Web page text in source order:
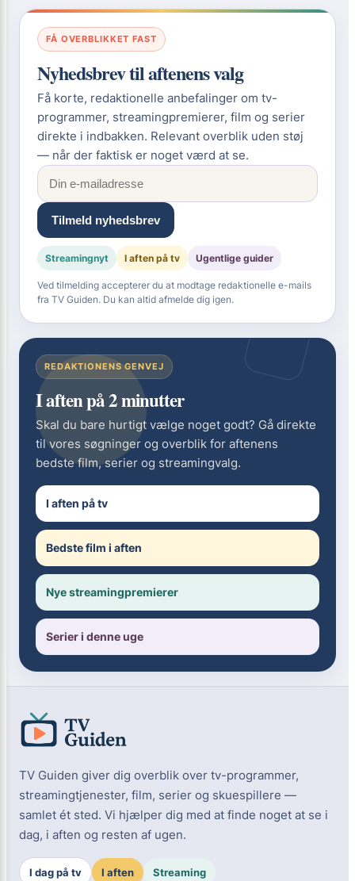
FÅ OVERBLIKKET FAST
Nyhedsbrev til aftenens valg
Få korte, redaktionelle anbefalinger om tv-
programmer, streamingpremierer, film og serier
direkte i indbakken. Relevant overblik uden støj
— når der faktisk er noget værd at se.
Tilmeld nyhedsbrev
Streamingnyt I aften på tv Ugentlige guider
Ved tilmelding accepterer du at modtage redaktionelle e-mails
fra TV Guiden. Du kan altid afmelde dig igen.
REDAKTIONENS GENVEJ
I aften på 2 minutter
Skal du bare hurtigt vælge noget godt? Gå direkte
til vores søgninger og overblik for aftenens
bedste film, serier og streamingvalg.
I aften på tv
Bedste film i aften
Nye streamingpremierer
Serier i denne uge
TV Guiden giver dig overblik over tv-programmer,
streamingtjenester, film, serier og skuespillere —
samlet ét sted. Vi hjælper dig med at finde noget at se i
dag, i aften og resten af ugen.
I dag på tv I aften Streaming